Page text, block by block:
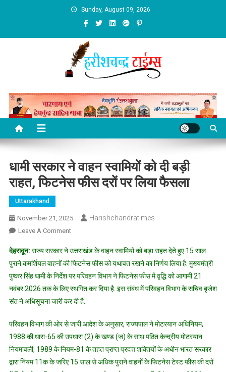
Sunday, August 09, 2026
धामी सरकार ने वाहन स्वामियों को दी बड़ी
राहत, फिटनेस फीस दरों पर लिया फैसला
Uttarakhand
November 21, 2025 Harishchandratimes
Leave A CommentOn
सरकार
ने
वाहन
स्वामियों
को
बड़ी
राहत,
फिटनेस
फीस
देहरादून: राज्य सरकार ने उत्तराखंड के वाहन स्वामियों को बड़ा राहत देते हुए 15 साल
पुराने कमर्शियल वाहनों की फिटनेस फीस को यथावत रखने का निर्णय लिया है. मुख्यमंत्री
पुष्कर सिंह धामी के निर्देश पर परिवहन विभाग ने फिटनेस फीस में वृद्धि को आगामी 21
नवंबर 2026 तक के लिए स्थगित कर दिया है. इस संबंध में परिवहन विभाग के सचिव बृजेश
संत ने अधिसूचना जारी कर दी है.
परिवहन विभाग की ओर से जारी आदेश के अनुसार, राज्यपाल ने मोटरयान अधिनियम,
1988 की धारा-65 की उपधारा (2) के खण्ड (ज) के साथ पठित केन्द्रीय मोटरयान
नियमावली, 1989 के नियम-81 के तहत प्राप्त प्रदत्त शक्तियों के अधीन भारत सरकार
द्वारा नियम 11क के जरिए 15 साल से अधिक पुराने वाहनों के फिटनेस टेस्ट फीस की दरों